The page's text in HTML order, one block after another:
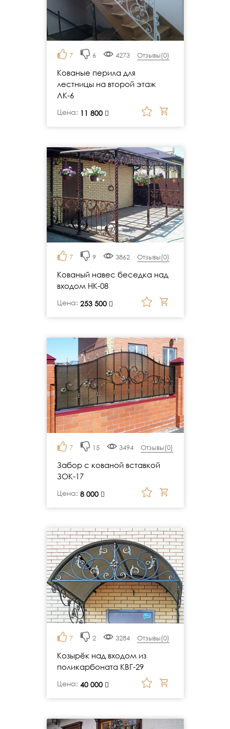
7 6 4273 Отзывы(0)
Кованые перила для
лестницы на второй этаж
ЛК-6
Цена: 11 800
руб.
7 9 3862 Отзывы(0)
Кованый навес беседка над
входом НК-08
Цена: 253 500
руб.
7 15 3494 Отзывы(0)
Забор с кованой вставкой
ЗОК-17
Цена: 8 000
руб.
7 2 3284 Отзывы(0)
Козырёк над входом из
поликарбоната КВГ-29
Цена: 40 000
руб.